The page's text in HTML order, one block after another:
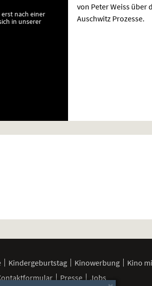
nach einer
in unserer
von Peter Weiss über
Auschwitz Prozesse.
Kindergeburtstag Kinowerbung
Kino
Presse Jobs